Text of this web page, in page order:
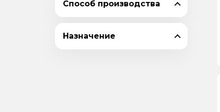
Способ производства
Назначение